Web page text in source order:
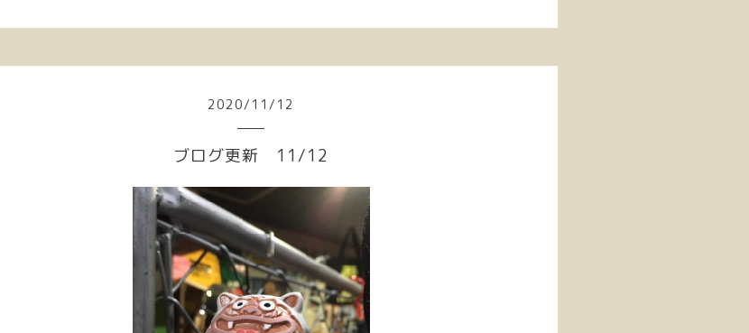
2020/ 11 / 12
ブログ更新 11/12